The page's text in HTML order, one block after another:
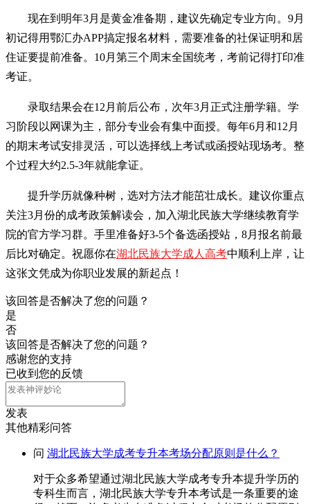
现在到明年3月是黄金准备期，建议先确定专业方向。9月
初记得用鄂汇办APP搞定报名材料，需要准备的社保证明和居
住证要提前准备。10月第三个周末全国统考，考前记得打印准
考证。
录取结果会在12月前后公布，次年3月正式注册学籍。学
习阶段以网课为主，部分专业会有集中面授。每年6月和12月
的期末考试安排灵活，可以选择线上考试或函授站现场考。整
个过程大约2.5-3年就能拿证。
提升学历就像种树，选对方法才能茁壮成长。建议你重点
关注3月份的成考政策解读会，加入湖北民族大学继续教育学
院的官方学习群。手里准备好3-5个备选函授站，8月报名前最
后比对确定。祝愿你在湖北民族大学成人高考中顺利上岸，让
这张文凭成为你职业发展的新起点！
该回答是否解决了您的问题？
是
否
该回答是否解决了您的问题？
感谢您的支持
已收到您的反馈
发表
其他精彩问答
问 湖北民族大学成考专升本考场分配原则是什么？
对于众多希望通过湖北民族大学成考专升本提升学历的
专科生而言，湖北民族大学专升本考试是一条重要的途